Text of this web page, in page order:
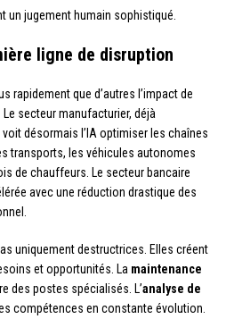
jugement humain sophistiqué.
ligne de disruption
rapidement que d’autres l’impact de
. Le secteur manufacturier, déjà
désormais l’IA optimiser les chaînes
transports, les véhicules autonomes
de chauffeurs. Le secteur bancaire
avec une réduction drastique des
uniquement destructrices. Elles créent
et opportunités. La maintenance
des postes spécialisés. L’analyse de
compétences en constante évolution.